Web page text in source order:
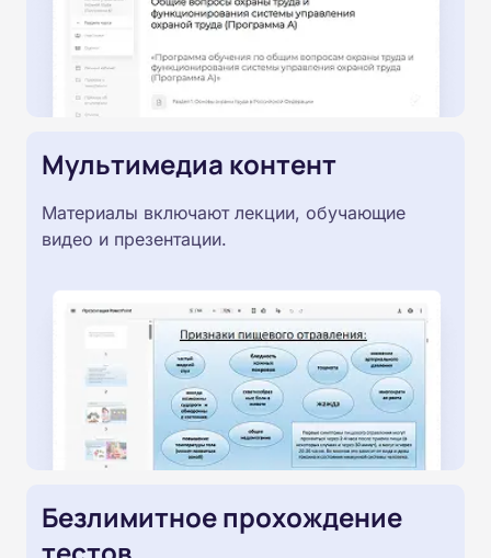
Мультимедиа контент
Материалы включают лекции, обучающие
видео и презентации.
Безлимитное прохождение